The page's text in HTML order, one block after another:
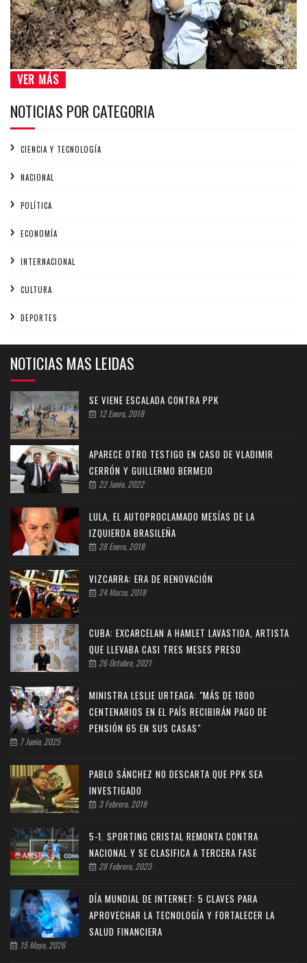
VER MÁS
NOTICIAS POR CATEGORIA
CIENCIA Y TECNOLOGÍA
NACIONAL
POLÍTICA
ECONOMÍA
INTERNACIONAL
CULTURA
DEPORTES
NOTICIAS MAS LEIDAS
SE VIENE ESCALADA CONTRA PPK
12 Enero, 2018
APARECE OTRO TESTIGO EN CASO DE VLADIMIR
CERRÓN Y GUILLERMO BERMEJO
22 Junio, 2022
LULA, EL AUTOPROCLAMADO MESÍAS DE LA
IZQUIERDA BRASILEÑA
28 Enero, 2018
VIZCARRA: ERA DE RENOVACIÓN
24 Marzo, 2018
CUBA: EXCARCELAN A HAMLET LAVASTIDA, ARTISTA
QUE LLEVABA CASI TRES MESES PRESO
26 Octubre, 2021
MINISTRA LESLIE URTEAGA: "MÁS DE 1800
CENTENARIOS EN EL PAÍS RECIBIRÁN PAGO DE
PENSIÓN 65 EN SUS CASAS"
7 Junio, 2025
PABLO SÁNCHEZ NO DESCARTA QUE PPK SEA
INVESTIGADO
3 Febrero, 2018
5-1. SPORTING CRISTAL REMONTA CONTRA
NACIONAL Y SE CLASIFICA A TERCERA FASE
28 Febrero, 2023
DÍA MUNDIAL DE INTERNET: 5 CLAVES PARA
APROVECHAR LA TECNOLOGÍA Y FORTALECER LA
SALUD FINANCIERA
15 Mayo, 2026